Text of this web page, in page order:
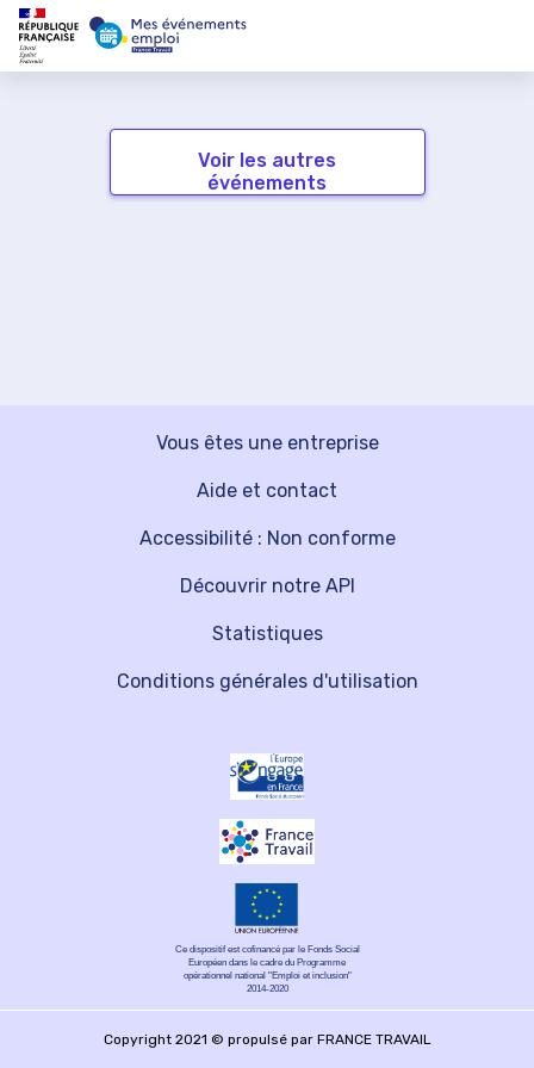
Voir les autres
événements
Vous êtes une entreprise
Découvrir notre API
Aide et contact
Statistiques
Accessibilité : Non conforme
Conditions générales d'utilisation
Ce dispositif est cofinancé par le Fonds Social
Européen dans le cadre du Programme
opérationnel national "Emploi et inclusion"
2014-2020
Copyright 2021 © propulsé par FRANCE TRAVAIL